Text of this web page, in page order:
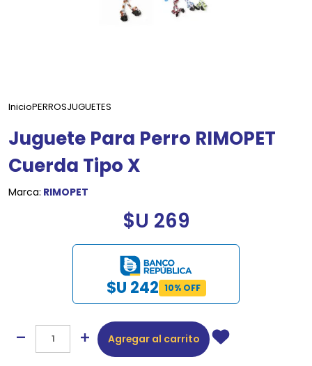
InicioPERROSJUGUETES
Juguete Para Perro RIMOPET
Cuerda Tipo X
Marca: RIMOPET
$U 269
$U 242 10% OFF
Agregar al carrito